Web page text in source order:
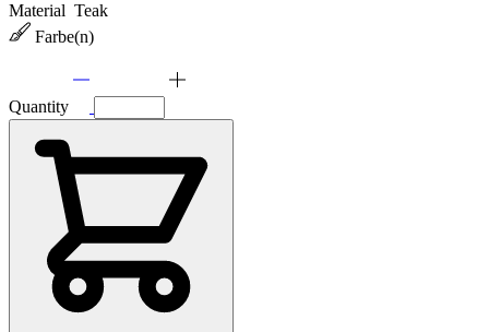
Material Teak
Farbe(n)
Quantity